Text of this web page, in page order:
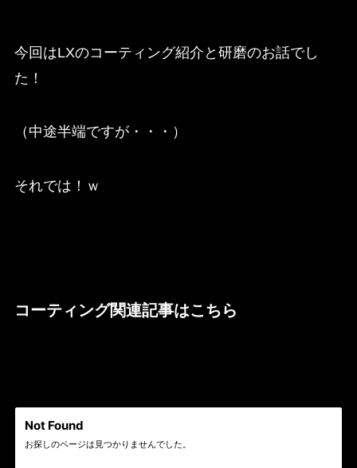
今回はLXのコーティング紹介と研磨のお話でし
た！
（中途半端ですが・・・）
それでは！ｗ
コーティング関連記事はこちら